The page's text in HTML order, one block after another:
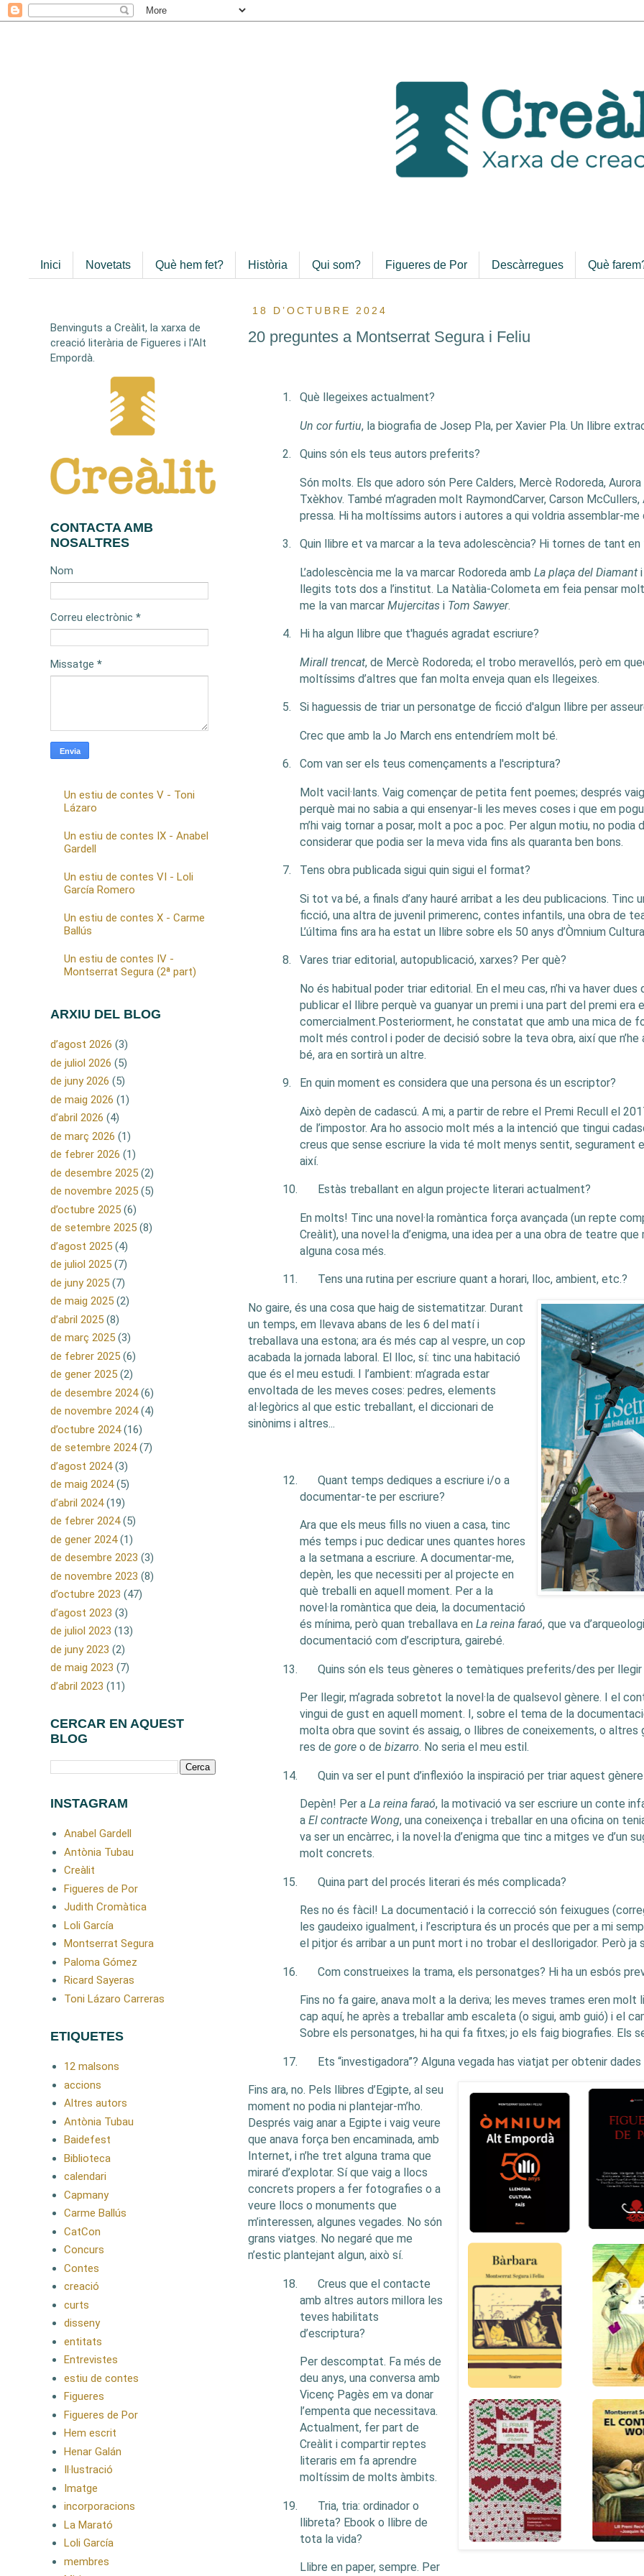
Inici Novetats Què hem fet? Història Qui som? Figueres de Por Descàrregues Què
18 D’OCTUBRE 2024
20 preguntes a Montserrat Segura i Feliu
1. Què llegeixes actualment?
Un cor furtiu, la biografia de Josep Pla, per Xavier Pla. Un llibre
2. Quins són els teus autors preferits?
Són molts. Els que adoro són Pere Calders, Mercè Rodoreda,
Txèkhov. També m’agraden molt RaymondCarver, Carson
pressa. Hi ha moltíssims autors i autores a qui voldria assemblar-me
3. Quin llibre et va marcar a la teva adolescència? Hi tornes de tant
L’adolescència me la va marcar Rodoreda amb La plaça del Diamant
llegits tots dos a l’institut. La Natàlia-Colometa em feia pensar
me la van marcar Mujercitas i Tom Sawyer.
4. Hi ha algun llibre que t'hagués agradat escriure?
Mirall trencat, de Mercè Rodoreda; el trobo meravellós, però em
moltíssims d’altres que fan molta enveja quan els llegeixes.
5. Si haguessis de triar un personatge de ficció d'algun llibre per
Crec que amb la Jo March ens entendríem molt bé.
6. Com van ser els teus començaments a l'escriptura?
Molt vacil·lants. Vaig començar de petita fent poemes; després
perquè mai no sabia a qui ensenyar-li les meves coses i que em
m’hi vaig tornar a posar, molt a poc a poc. Per algun motiu, no podia
considerar que podia ser la meva vida fins als quaranta ben bons.
7. Tens obra publicada sigui quin sigui el format?
Si tot va bé, a finals d’any hauré arribat a les deu publicacions. Tinc
ficció, una altra de juvenil primerenc, contes infantils, una obra de
L’última fins ara ha estat un llibre sobre els 50 anys d’Òmnium
8. Vares triar editorial, autopublicació, xarxes? Per què?
No és habitual poder triar editorial. En el meu cas, n’hi va haver
publicar el llibre perquè va guanyar un premi i una part del premi era
comercialment.Posteriorment, he constatat que amb una mica de
molt més control i poder de decisió sobre la teva obra, així que
bé, ara en sortirà un altre.
9. En quin moment es considera que una persona és un escriptor?
Això depèn de cadascú. A mi, a partir de rebre el Premi Recull el
de l’impostor. Ara ho associo molt més a la intenció que tingui
creus que sense escriure la vida té molt menys sentit, segurament
així.
10. Estàs treballant en algun projecte literari actualment?
En molts! Tinc una novel·la romàntica força avançada (un repte
Creàlit), una novel·la d’enigma, una idea per a una obra de teatre que
alguna cosa més.
11. Tens una rutina per escriure quant a horari, lloc, ambient, etc.?
No gaire, és una cosa que haig de sistematitzar. Durant
un temps, em llevava abans de les 6 del matí i
treballava una estona; ara és més cap al vespre, un cop
acabada la jornada laboral. El lloc, sí: tinc una habitació
que és el meu estudi. I l’ambient: m’agrada estar
envoltada de les meves coses: pedres, elements
al·legòrics al que estic treballant, el diccionari de
sinònims i altres...
12.
Quant temps dediques a escriure i/o a
documentar-te per escriure?
Ara que els meus fills no viuen a casa, tinc
més temps i puc dedicar unes quantes hores
a la setmana a escriure. A documentar-me,
depèn, les que necessiti per al projecte en
què treballi en aquell moment. Per a la
novel·la romàntica que deia, la documentació
és mínima, però quan treballava en La reina faraó, que va
documentació com d’escriptura, gairebé.
13. Quins són els teus gèneres o temàtiques preferits/des per
Per llegir, m’agrada sobretot la novel·la de qualsevol gènere. I el
vingui de gust en aquell moment. I, sobre el tema de la
molta obra que sovint és assaig, o llibres de coneixements, o altres
res de gore o de bizarro. No seria el meu estil.
14. Quin va ser el punt d’inflexióo la inspiració per triar aquest
Depèn! Per a La reina faraó, la motivació va ser escriure un conte
a El contracte Wong, una coneixença i treballar en una oficina on
va ser un encàrrec, i la novel·la d’enigma que tinc a mitges ve d’un
molt concrets.
15. Quina part del procés literari és més complicada?
Res no és fàcil! La documentació i la correcció són feixugues
les gaudeixo igualment, i l’escriptura és un procés que per a mi
el pitjor és arribar a un punt mort i no trobar el desllorigador. Però ja
16. Com construeixes la trama, els personatges? Hi ha un esbós
Fins no fa gaire, anava molt a la deriva; les meves trames eren molt
cap aquí, he après a treballar amb escaleta (o sigui, amb guió) i el
Sobre els personatges, hi ha qui fa fitxes; jo els faig biografies. Els
17. Ets “investigadora”? Alguna vegada has viatjat per obtenir
Fins ara, no. Pels llibres d’Egipte, al seu
moment no podia ni plantejar-m’ho.
Després vaig anar a Egipte i vaig veure
que anava força ben encaminada, amb
Internet, i n’he tret alguna trama que
miraré d’explotar. Sí que vaig a llocs
concrets propers a fer fotografies o a
veure llocs o monuments que
m’interessen, algunes vegades. No són
grans viatges. No negaré que me
n’estic plantejant algun, això sí.
18.
Creus que el contacte
amb altres autors millora les
teves habilitats
d’escriptura?
Per descomptat. Fa més de
deu anys, una conversa amb
Vicenç Pagès em va donar
l’empenta que necessitava.
Actualment, fer part de
Creàlit i compartir reptes
literaris em fa aprendre
moltíssim de molts àmbits.
19.
Tria, tria: ordinador o
llibreta? Ebook o llibre de
tota la vida?
Llibre en paper, sempre. Per
Benvinguts a Creàlit, la xarxa de
creació literària de Figueres i l'Alt
Empordà.
CONTACTA AMB
NOSALTRES
Nom
Correu electrònic *
Missatge *
Un estiu de contes V - Toni
Lázaro
Un estiu de contes IX - Anabel
Gardell
Un estiu de contes VI - Loli
García Romero
Un estiu de contes X - Carme
Ballús
Un estiu de contes IV -
Montserrat Segura (2ª part)
ARXIU DEL BLOG
d’agost 2026 (3)
de juliol 2026 (5)
de juny 2026 (5)
de maig 2026 (1)
d’abril 2026 (4)
de març 2026 (1)
de febrer 2026 (1)
de desembre 2025 (2)
de novembre 2025 (5)
d’octubre 2025 (6)
de setembre 2025 (8)
d’agost 2025 (4)
de juliol 2025 (7)
de juny 2025 (7)
de maig 2025 (2)
d’abril 2025 (8)
de març 2025 (3)
de febrer 2025 (6)
de gener 2025 (2)
de desembre 2024(6)
de novembre 2024(4)
d’octubre 2024(16)
de setembre 2024(7)
d’agost 2024(3)
de maig 2024(5)
d’abril 2024(19)
de febrer 2024(5)
de gener 2024(1)
de desembre 2023 (3)
de novembre 2023 (8)
d’octubre 2023 (47)
d’agost 2023 (3)
de juliol 2023 (13)
de juny 2023 (2)
de maig 2023 (7)
d’abril 2023 (11)
CERCAR EN AQUEST
BLOG
INSTAGRAM
Anabel Gardell
Antònia Tubau
Creàlit
Figueres de Por
Judith Cromàtica
Loli García
Montserrat Segura
Paloma Gómez
Ricard Sayeras
Toni Lázaro Carreras
ETIQUETES
12 malsons
accions
Altres autors
Antònia Tubau
Baidefest
Biblioteca
calendari
Capmany
Carme Ballús
CatCon
Concurs
Contes
creació
curts
disseny
entitats
Entrevistes
estiu de contes
Figueres
Figueres de Por
Hem escrit
Henar Galán
Il·lustració
Imatge
incorporacions
La Marató
Loli García
membres